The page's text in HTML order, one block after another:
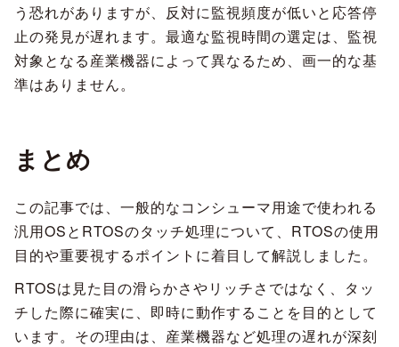
う恐れがありますが、反対に監視頻度が低いと応答停
止の発見が遅れます。最適な監視時間の選定は、監視
対象となる産業機器によって異なるため、画一的な基
準はありません。
まとめ
この記事では、一般的なコンシューマ用途で使われる
汎用OSとRTOSのタッチ処理について、RTOSの使用
目的や重要視するポイントに着目して解説しました。
RTOSは見た目の滑らかさやリッチさではなく、タッ
チした際に確実に、即時に動作することを目的として
います。その理由は、産業機器など処理の遅れが深刻